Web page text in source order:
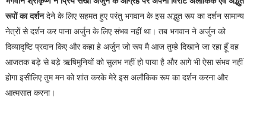
रूपों का दर्शनदेने के लिए सहमत हुए परंतु भगवान के इस अद्भुत रूप का दर्शन सामान्य
नेत्रों से दर्शन कर पाना अर्जुन के लिए संभव नहीं था। तब भगवान ने अर्जुन को
दिव्यादृष्टि प्रदान किए और कहा हे अर्जुन जो रूप मै आज तुम्हे दिखाने जा रहा हूँ वह
आजतक बड़े से बड़े ऋषिमुनियों को सुलभ नहीं हो पाया है और आगे भी ऐसा संभव नहीं
होगा इसीलिए तुम मन को शांत करके मेरे इस अलौकिक रूप का दर्शन करना और
आत्मसात करना।